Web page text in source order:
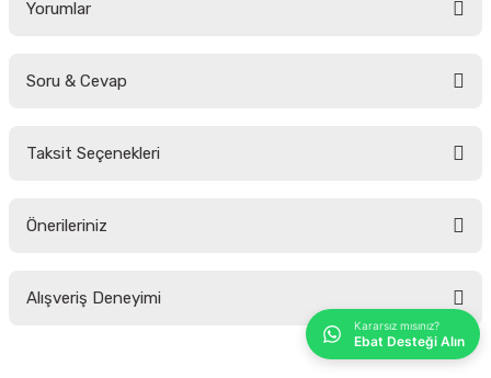
Yorumlar
Soru & Cevap
Taksit Seçenekleri
Önerileriniz
yetersiz gördüğünüz noktaları öneri formunu kullanarak tarafımıza
Alışveriş Deneyimi
Kararsız mısınız?
Ebat Desteği Alın